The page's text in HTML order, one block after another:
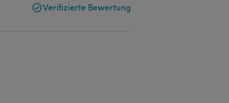
Verifizierte Bewertung